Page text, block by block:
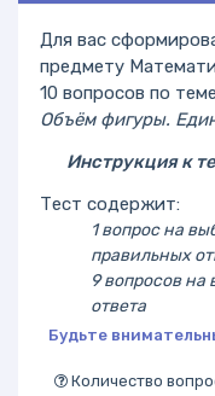
Для вас
предмету
10 вопросов по теме
Объём фигуры.
Инструкция к
Тест содержит:
1 вопрос на
правильных
9 вопросов на
ответа
Будьте
Количество